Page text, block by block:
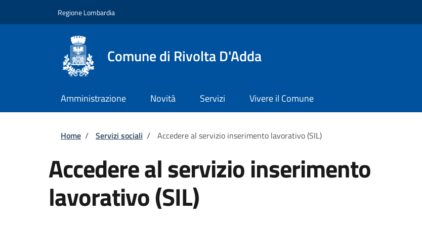
Regione Lombardia
Comune di Rivolta D'Adda
Amministrazione Novità Servizi Vivere il Comune
Briciole di pane
Home / Servizi sociali / Accedere al servizio inserimento lavorativo (SIL)
Accedere al servizio inserimento
lavorativo (SIL)